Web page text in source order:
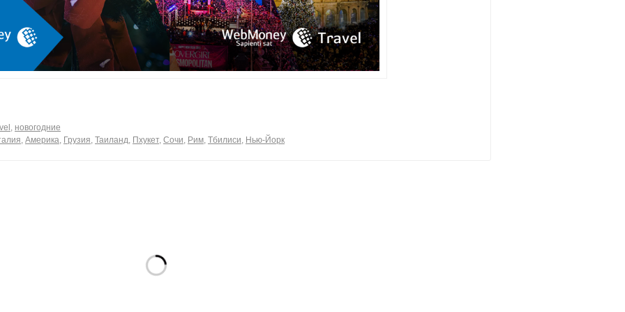
новогодние
Америка Грузия Таиланд Пхукет, Сочи Рим Тбилиси Нью-Йорк